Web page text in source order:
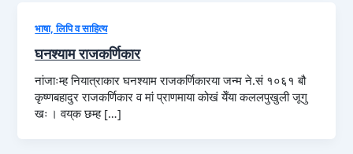
भाषा, लिपि व साहित्य
घनश्याम राजकर्णिकार
नांजाःम्ह नियात्राकार घनश्याम राजकर्णिकारया जन्म ने.सं १०६१ बौ
कृष्णबहादुर राजकर्णिकार व मां प्राणमाया कोखं येँया कललपुखुली जूगु
खः । वय्‌क छम्ह […]